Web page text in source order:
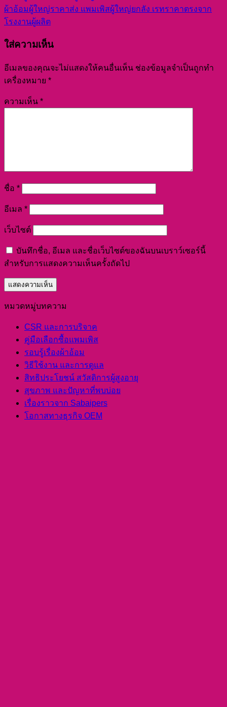
ผ้าอ้อมผู้ใหญ่ราคาส่ง แพมเพิสผู้ใหญ่ยกลัง เรทราคาตรงจาก
โรงงานผู้ผลิต
ใส่ความเห็น
อีเมลของคุณจะไม่แสดงให้คนอื่นเห็น ช่องข้อมูลจำเป็นถูกทำ
เครื่องหมาย *
ความเห็น *
ชื่อ *
อีเมล *
เว็บไซต์
บันทึกชื่อ, อีเมล และชื่อเว็บไซต์ของฉันบนเบราว์เซอร์นี้
สำหรับการแสดงความเห็นครั้งถัดไป
หมวดหมู่บทความ
CSR และการบริจาค
คู่มือเลือกซื้อแพมเพิส
รอบรู้เรื่องผ้าอ้อม
วิธีใช้งาน และการดูแล
สิทธิประโยชน์ สวัสดิการผู้สูงอายุ
สุขภาพ และปัญหาที่พบบ่อย
เรื่องราวจาก Sabaipers
โอกาสทางธุรกิจ OEM